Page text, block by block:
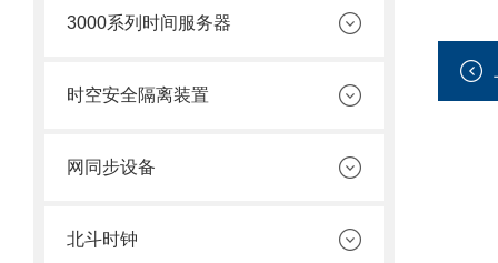
3000系列时间服务器
时空安全隔离装置
网同步设备
北斗时钟